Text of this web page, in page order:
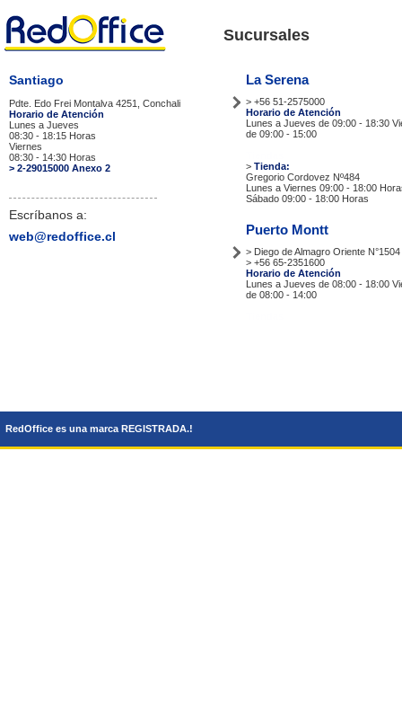
Santiago
Pdte. Edo Frei Montalva 4251, Conchali
Horario de Atención
Lunes a Jueves
08:30 - 18:15 Horas
Viernes
08:30 - 14:30 Horas
> 2-29015000 Anexo 2
Escríbanos a:
web@redoffice.cl
Sucursales
La Serena
> +56 51-2575000
Horario de Atención
Lunes a Jueves de 09:00 - 18:30
de 09:00 - 15:00
> Tienda:
Gregorio Cordovez Nº484
Lunes a Viernes 09:00 - 18:00
Sábado 09:00 - 18:00 Horas
Puerto Montt
> Diego de Almagro Oriente N°1504
> +56 65-2351600
Horario de Atención
Lunes a Jueves de 08:00 - 18:00
de 08:00 - 14:00
RedOffice es una marca REGISTRADA.!